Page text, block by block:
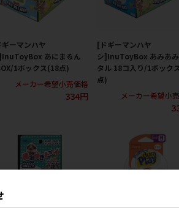
ーマンハヤ
あにまるん
1ボックス(18点)
メーカー希望小売価格
334円
[ドギーマンハヤ
シ]InuToyBox あみあ
タル 18コ入り/1ボック
点)
メーカー希望小